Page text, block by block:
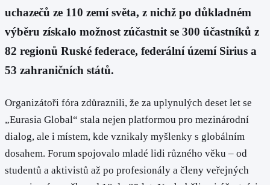
uchazečů ze 110 zemí světa, z nichž po důkladném
výběru získalo možnost zúčastnit se 300 účastníků z
82 regionů Ruské federace, federální území Sirius a
53 zahraničních států.
Organizátoři fóra zdůraznili, že za uplynulých deset let se
„Eurasia Global“ stala nejen platformou pro mezinárodní
dialog, ale i místem, kde vznikaly myšlenky s globálním
dosahem. Forum spojovalo mladé lidi různého věku – od
studentů a aktivistů až po profesionály a členy veřejných